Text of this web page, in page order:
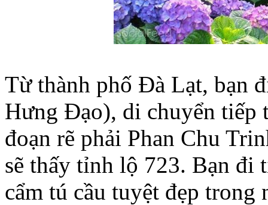
Từ thành phố Đà Lạt, bạn
Hưng Đạo), di chuyển tiếp
đoạn rẽ phải Phan Chu
sẽ thấy tỉnh lộ 723. Bạn đi
cẩm tú cầu tuyệt đẹp